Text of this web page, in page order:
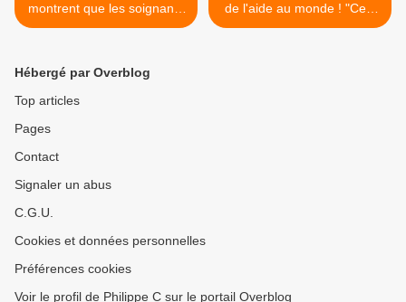
montrent que les soignants
vaccinés peuvent être
être renforcée, pas les
exclusions ni les vigiles
de l'aide au monde ! "Ceci
est un message SOS
Hébergé par Overblog
Top articles
Pages
Contact
Signaler un abus
C.G.U.
Cookies et données personnelles
Préférences cookies
Voir le profil de Philippe C sur le portail Overblog